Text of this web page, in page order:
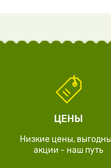
ЦЕНЫ
Низкие цены,
акции - наш путь